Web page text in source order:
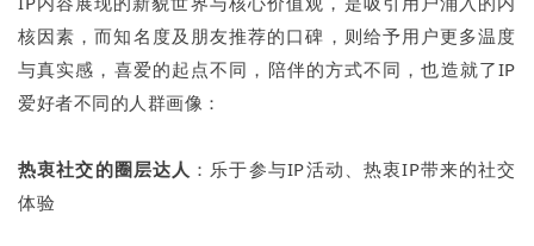
核因素，而知名度及朋友推荐的口碑，则给予用户更多温度
与真实感，喜爱的起点不同，陪伴的方式不同，也造就了IP
爱好者不同的人群画像：
热衷社交的圈层达人 ：乐于参与IP活动、热衷IP带来的社交
体验